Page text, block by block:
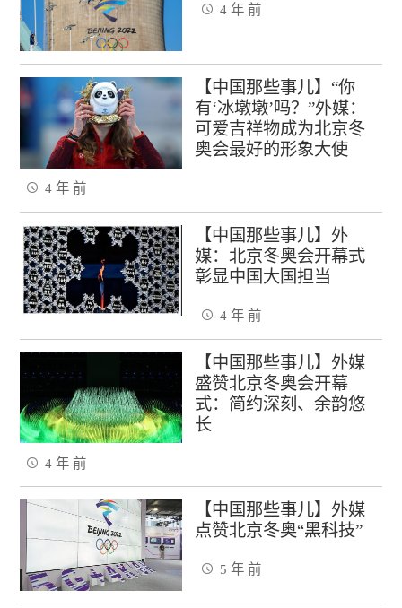
4 年 前
【中国那些事儿】“你
有‘冰墩墩’吗？”外媒：
可爱吉祥物成为北京冬
奥会最好的形象大使
4 年 前
【中国那些事儿】外
媒：北京冬奥会开幕式
彰显中国大国担当
4 年 前
【中国那些事儿】外媒
盛赞北京冬奥会开幕
式：简约深刻、余韵悠
长
4 年 前
【中国那些事儿】外媒
点赞北京冬奥“黑科技”
5 年 前